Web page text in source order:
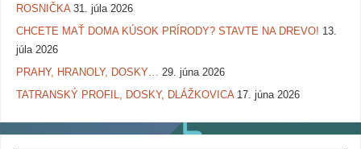
ROSNIČKA 31. júla 2026
CHCETE MAŤ DOMA KÚSOK PRÍRODY? STAVTE NA DREVO! 13.
júla 2026
PRAHY, HRANOLY, DOSKY…
29. júna 2026
TATRANSKÝ PROFIL, DOSKY, DLÁŽKOVICA 17. júna 2026